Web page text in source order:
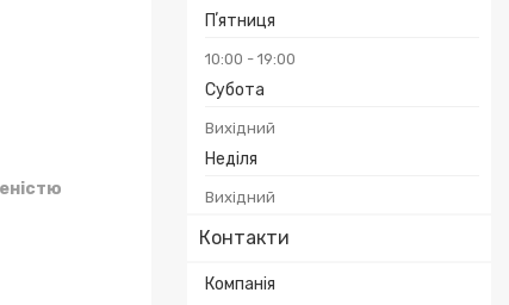
Пʼятниця
10:00 19:00
Субота
Вихідний
Неділя
Вихідний
Контакти